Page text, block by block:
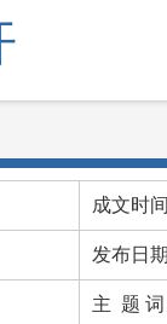
成文时
发布日
主 题 词